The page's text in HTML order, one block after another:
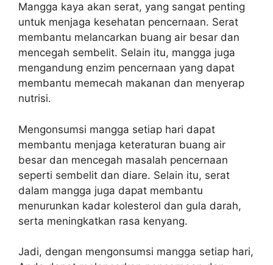
Mangga kaya akan serat, yang sangat penting
untuk menjaga kesehatan pencernaan. Serat
membantu melancarkan buang air besar dan
mencegah sembelit. Selain itu, mangga juga
mengandung enzim pencernaan yang dapat
membantu memecah makanan dan menyerap
nutrisi.
Mengonsumsi mangga setiap hari dapat
membantu menjaga keteraturan buang air
besar dan mencegah masalah pencernaan
seperti sembelit dan diare. Selain itu, serat
dalam mangga juga dapat membantu
menurunkan kadar kolesterol dan gula darah,
serta meningkatkan rasa kenyang.
Jadi, dengan mengonsumsi mangga setiap hari,